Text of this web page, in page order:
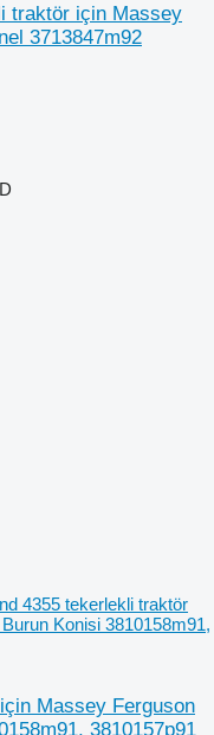
traktör için Massey
3713847m92
4355 tekerlekli traktör
Konisi 3810158m91,
Massey Ferguson
3810157p91